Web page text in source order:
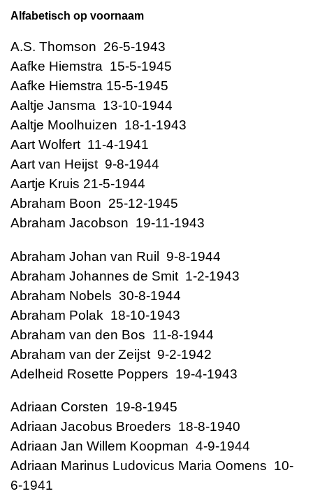
Alfabetisch op voornaam
A.S. Thomson 26-5-1943
Aafke Hiemstra 15-5-1945
Aafke Hiemstra 15-5-1945
Aaltje Jansma 13-10-1944
Aaltje Moolhuizen 18-1-1943
Aart Wolfert 11-4-1941
Aart van Heijst 9-8-1944
Aartje Kruis 21-5-1944
Abraham Boon 25-12-1945
Abraham Jacobson 19-11-1943
Abraham Johan van Ruil 9-8-1944
Abraham Johannes de Smit 1-2-1943
Abraham Nobels 30-8-1944
Abraham Polak 18-10-1943
Abraham van den Bos 11-8-1944
Abraham van der Zeijst 9-2-1942
Adelheid Rosette Poppers 19-4-1943
Adriaan Corsten 19-8-1945
Adriaan Jacobus Broeders 18-8-1940
Adriaan Jan Willem Koopman 4-9-1944
Adriaan Marinus Ludovicus Maria Oomens 10-
6-1941